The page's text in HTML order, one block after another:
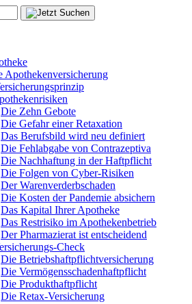
Die Zehn Gebote
Die Gefahr einer Retaxation
Das Berufsbild wird neu definiert
Die Fehlabgabe von Contrazeptiva
Die Nachhaftung in der Haftpflicht
Die Folgen von Cyber-Risiken
Der Warenverderbschaden
Die Kosten der Pandemie absichern
Das Kapital Ihrer Apotheke
Das Restrisiko im Apothekenbetrieb
Der Pharmazierat ist entscheidend
Check
Die Betriebshaftpflichtversicherung
Die Vermögensschadenhaftpflicht
Die Produkthaftpflicht
Die Retax-Versicherung